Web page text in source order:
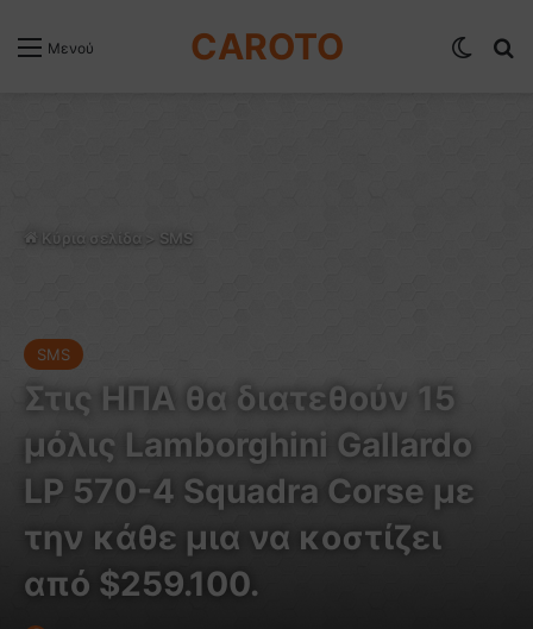
Μενού CAROTO
Κύρια σελίδα > SMS
SMS
Στις ΗΠΑ θα διατεθούν 15
μόλις Lamborghini Gallardo
LP 570-4 Squadra Corse με
την κάθε μια να κοστίζει
από $259.100.